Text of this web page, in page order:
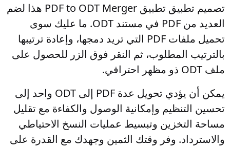
تصميم تطبيق تطبيق PDF to ODT Merger هذا لضم
العديد من PDF في مستند ODT. ما عليك سوى
تحميل ملفات PDF التي تريد دمجها، وإعادة ترتيبها
بالترتيب المطلوب، ثم النقر فوق الزر للحصول على
ملف ODT ذو مظهر احترافي.
يمكن أن يؤدي تحويل عدة PDF إلى ODT واحد إلى
تحسين التنظيم وإمكانية الوصول والكفاءة مع تقليل
مساحة التخزين وتبسيط عمليات النسخ الاحتياطي
والاسترداد. وفر وقتك الثمين وجهدك مع القدرة على